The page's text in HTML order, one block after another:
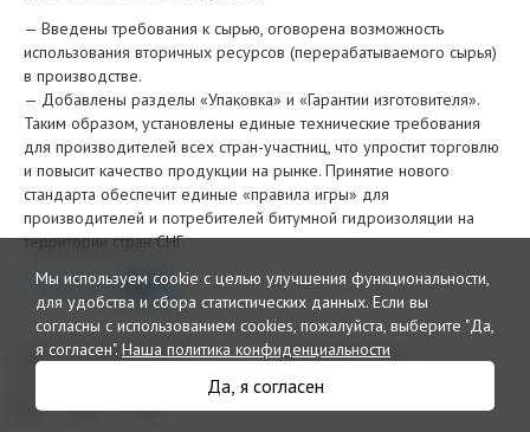
— Введены требования к сырью, оговорена возможность
использования вторичных ресурсов (перерабатываемого сырья)
в производстве.
— Добавлены разделы «Упаковка» и «Гарантии изготовителя».
Таким образом, установлены единые технические требования
для производителей всех стран-участниц, что упростит торговлю
и повысит качество продукции на рынке. Принятие нового
стандарта обеспечит единые «правила игры» для
производителей и потребителей битумной гидроизоляции на
территории стран СНГ.
Поделиться
Мы используем cookie с целью улучшения функциональности,
для удобства и сбора статистических данных. Если вы
согласны с использованием cookies, пожалуйста, выберите "Да,
я согласен". Наша политика конфиденциальности
Да, я согласен
© 2026 Интернет издание и
дайджест «Кровли»
Рекламный отдел
reclama@krovlirussia.ru